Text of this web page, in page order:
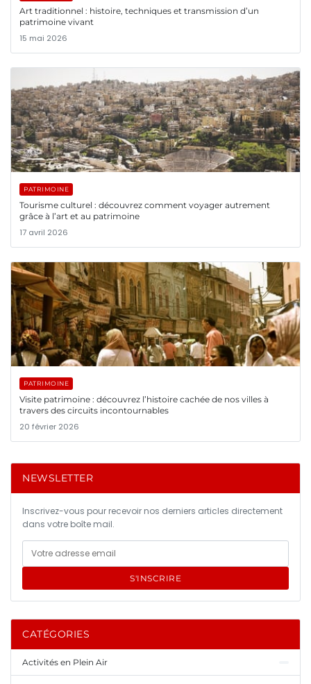
Art traditionnel : histoire, techniques et transmission d’un
patrimoine vivant
15 mai 2026
PATRIMOINE
Tourisme culturel : découvrez comment voyager autrement
grâce à l’art et au patrimoine
17 avril 2026
PATRIMOINE
Visite patrimoine : découvrez l’histoire cachée de nos villes à
travers des circuits incontournables
20 février 2026
NEWSLETTER
Inscrivez-vous pour recevoir nos derniers articles directement
dans votre boîte mail.
S'INSCRIRE
CATÉGORIES
Activités en Plein Air